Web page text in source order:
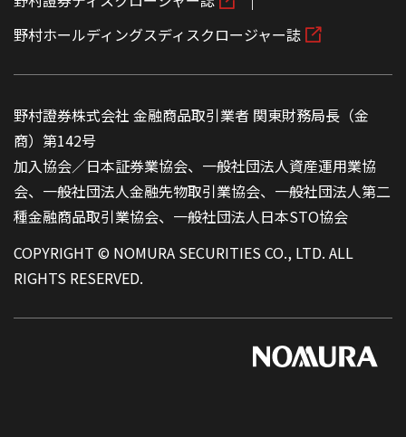
野村ホールディングスディスクロージャー誌
野村證券株式会社 金融商品取引業者 関東財務局長（金
商）第142号
加入協会／日本証券業協会、一般社団法人資産運用業協
会、一般社団法人金融先物取引業協会、一般社団法人第二
種金融商品取引業協会、一般社団法人日本STO協会
COPYRIGHT © NOMURA SECURITIES CO., LTD. ALL
RIGHTS RESERVED.